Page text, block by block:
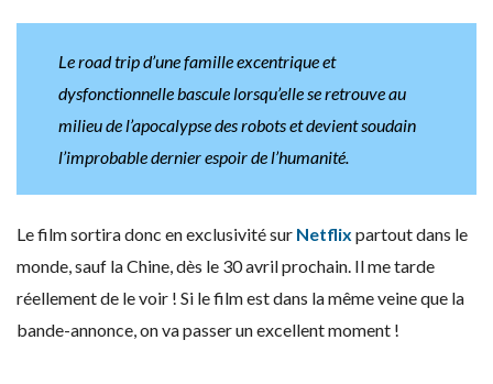
Le road trip d’une famille excentrique et
dysfonctionnelle bascule lorsqu’elle se retrouve au
milieu de l’apocalypse des robots et devient soudain
l’improbable dernier espoir de l’humanité.
Le film sortira donc en exclusivité sur Netflix partout dans le
monde, sauf la Chine, dès le 30 avril prochain. Il me tarde
réellement de le voir ! Si le film est dans la même veine que la
bande-annonce, on va passer un excellent moment !